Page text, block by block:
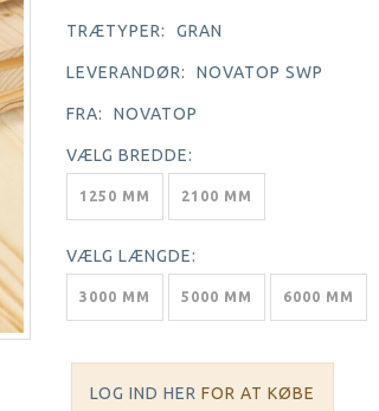
TRÆTYPER: GRAN
LEVERANDØR: NOVATOP SWP
FRA: NOVATOP
VÆLG BREDDE:
1250 MM 2100 MM
VÆLG LÆNGDE:
3000 MM 5000 MM 6000 MM
LOG IND HER FOR AT KØBE